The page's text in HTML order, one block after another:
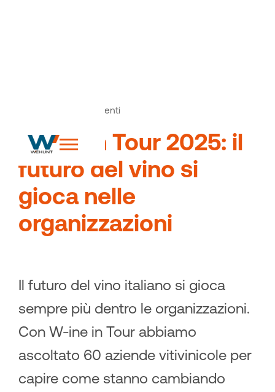
Articoli ed eventi
W-ine in Tour 2025: il
futuro del vino si
gioca nelle
organizzazioni
Il futuro del vino italiano si gioca
sempre più dentro le organizzazioni.
Con W-ine in Tour abbiamo
ascoltato 60 aziende vitivinicole per
capire come stanno cambiando